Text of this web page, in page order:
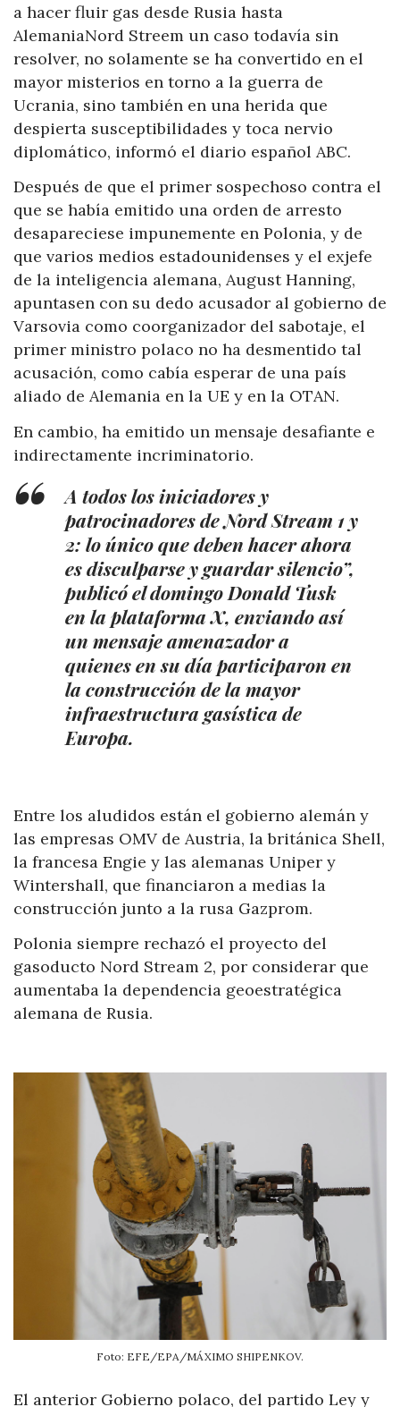
a hacer fluir gas desde Rusia hasta
AlemaniaNord Streem un caso todavía sin
resolver, no solamente se ha convertido en el
mayor misterios en torno a la guerra de
Ucrania, sino también en una herida que
despierta susceptibilidades y toca nervio
diplomático, informó el diario español ABC.
Después de que el primer sospechoso contra el
que se había emitido una orden de arresto
desapareciese impunemente en Polonia, y de
que varios medios estadounidenses y el exjefe
de la inteligencia alemana, August Hanning,
apuntasen con su dedo acusador al gobierno de
Varsovia como coorganizador del sabotaje, el
primer ministro polaco no ha desmentido tal
acusación, como cabía esperar de una país
aliado de Alemania en la UE y en la OTAN.
En cambio, ha emitido un mensaje desafiante e
indirectamente incriminatorio.
A todos los iniciadores y
patrocinadores de Nord Stream 1 y
2: lo único que deben hacer ahora
es disculparse y guardar silencio”,
publicó el domingo Donald Tusk
en la plataforma X, enviando así
un mensaje amenazador a
quienes en su día participaron en
la construcción de la mayor
infraestructura gasística de
Europa.
Entre los aludidos están el gobierno alemán y
las empresas OMV de Austria, la británica Shell,
la francesa Engie y las alemanas Uniper y
Wintershall, que financiaron a medias la
construcción junto a la rusa Gazprom.
Polonia siempre rechazó el proyecto del
gasoducto Nord Stream 2, por considerar que
aumentaba la dependencia geoestratégica
alemana de Rusia.
Foto: EFE/EPA/MÁXIMO SHIPENKOV.
El anterior Gobierno polaco, del partido Ley y